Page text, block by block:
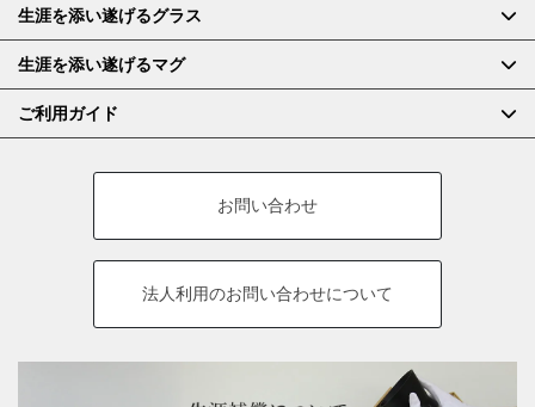
生涯を添い遂げるグラス
生涯を添い遂げるマグ
ご利用ガイド
お問い合わせ
法人利用のお問い合わせについて